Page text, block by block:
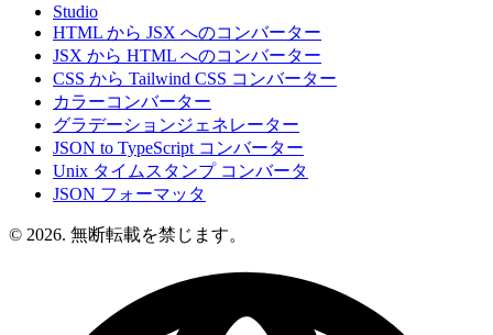
Studio
HTML から JSX へのコンバーター
JSX から HTML へのコンバーター
CSS から Tailwind CSS コンバーター
カラーコンバーター
グラデーションジェネレーター
JSON to TypeScript コンバーター
Unix タイムスタンプ コンバータ
JSON フォーマッタ
© 2026. 無断転載を禁じます。